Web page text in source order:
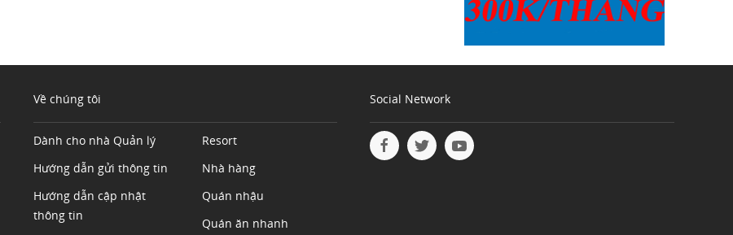
Về chúng tôi
Dành cho nhà Quản lý
Hướng dẫn gửi thông tin
Hướng dẫn cập nhật
thông tin
Resort
Nhà hàng
Quán nhậu
Quán ăn nhanh
Social Network